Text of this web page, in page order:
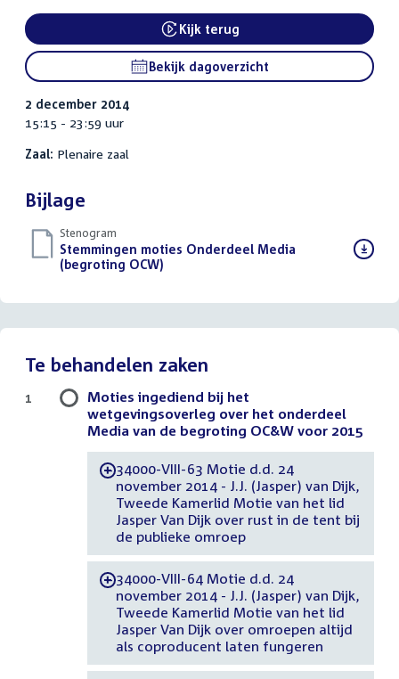
External link:
Kijk terug
Bekijk dagoverzicht
2 december 2014
15:15 - 23:59 uur
Zaal: Plenaire zaal
Bijlage
Stenogram
Download
bestand:
Stemmingen moties Onderdeel Media
(begroting OCW)
Te behandelen zaken
Moties ingediend bij het
wetgevingsoverleg over het onderdeel
Media van de begroting OC&W voor 2015
-34000-VIII-63 Motie d.d. 24
november 2014 - J.J. (Jasper) van Dijk,
Tweede Kamerlid Motie van het lid
Jasper Van Dijk over rust in de tent bij
de publieke omroep
-34000-VIII-64 Motie d.d. 24
november 2014 - J.J. (Jasper) van Dijk,
Tweede Kamerlid Motie van het lid
Jasper Van Dijk over omroepen altijd
als coproducent laten fungeren
1